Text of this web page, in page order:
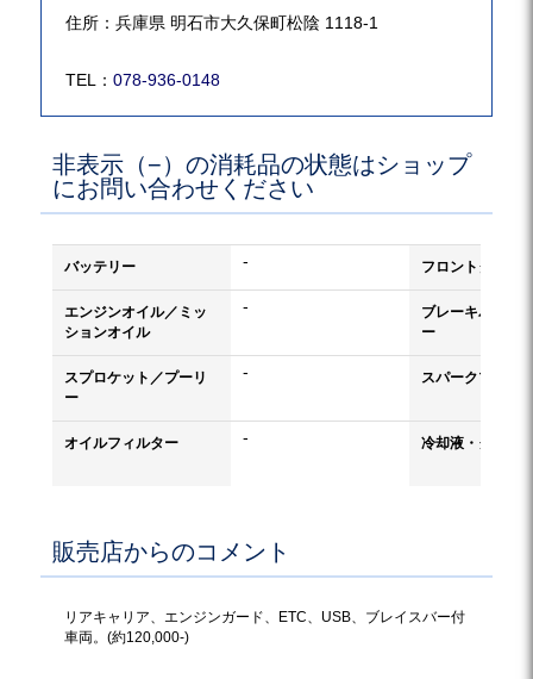
住所：兵庫県 明石市大久保町松陰 1118-1
TEL：078-936-0148
非表示（−）の消耗品の状態はショップ
にお問い合わせください
バッテリー - フロントタイヤ
エンジンオイル／ミッ
ションオイル
-
ブレーキパッド
ー
スプロケット／プーリ
ー
- スパークプラグ
オイルフィルター - 冷却液・クーラ
販売店からのコメント
リアキャリア、エンジンガード、ETC、USB、ブレイスバー付
車両。(約120,000-)